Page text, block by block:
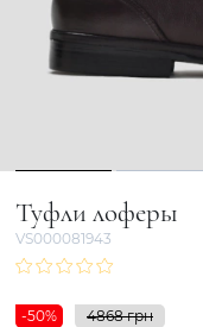
1 2
Туфли лоферы
VS000081943
-50% 4868 грн